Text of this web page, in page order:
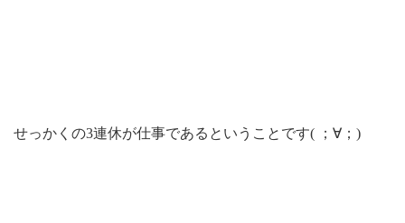
せっかくの3連休が仕事であるということです( ；∀；)